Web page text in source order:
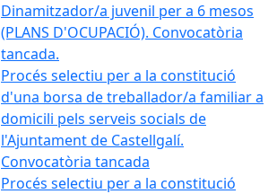
Dinamitzador/a juvenil per a 6 mesos
(PLANS D'OCUPACIÓ). Convocatòria
tancada.
Procés selectiu per a la constitució
d'una borsa de treballador/a familiar a
domicili pels serveis socials de
l'Ajuntament de Castellgalí.
Convocatòria tancada
Procés selectiu per a la constitució